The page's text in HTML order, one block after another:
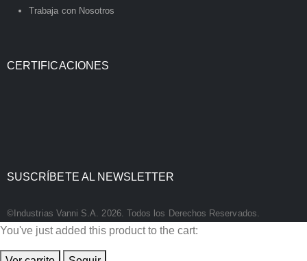
Trabaja con Nosotros
CERTIFICACIONES
SUSCRÍBETE AL NEWSLETTER
©Industrias Vanni S.A. 2026. Todos los Derechos Reservados.
You've just added this product to the cart: